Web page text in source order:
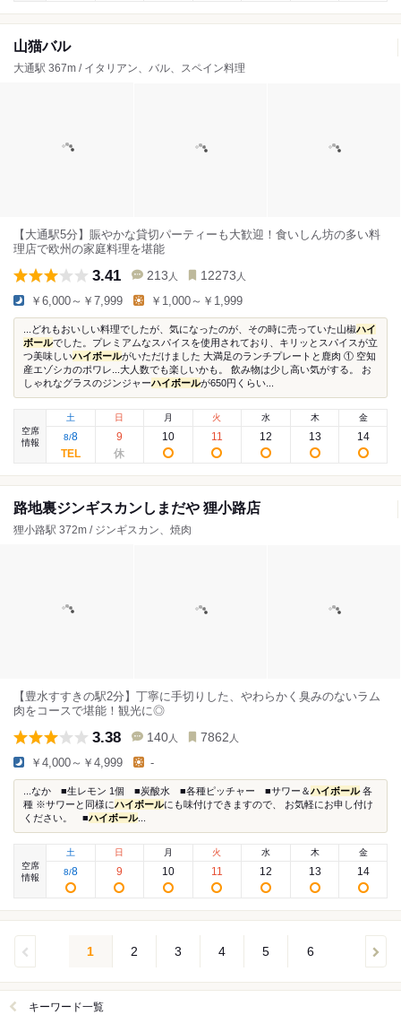
山猫バル
大通駅 367m / イタリアン、バル、スペイン料理
【大通駅5分】賑やかな貸切パーティーも大歓迎！食いしん坊の多い料
理店で欧州の家庭料理を堪能
3.41 213 人 12273 人
￥6,000～￥7,999 ￥1,000～￥1,999
...どれもおいしい料理でしたが、気になったのが、その時に売っていた山椒ハイ
ボールでした。プレミアムなスパイスを使用されており、キリッとスパイスが立
つ美味しいハイボールがいただけました 大満足のランチプレートと鹿肉 ① 空知
産エゾシカのポワレ...大人数でも楽しいかも。 飲み物は少し高い気がする。 お
しゃれなグラスのジンジャーハイボールが650円くらい...
空席
情報
土
8/8
日
9
月
10
火
11
水
12
木
13
金
14
路地裏ジンギスカンしまだや 狸小路店
狸小路駅 372m / ジンギスカン、焼肉
【豊水すすきの駅2分】丁寧に手切りした、やわらかく臭みのないラム
肉をコースで堪能！観光に◎
3.38 140 人 7862 人
￥4,000～￥4,999 -
...なか ■生レモン 1個 ■炭酸水 ■各種ピッチャー ■サワー＆ハイボール各
種 ※サワーと同様にハイボールにも味付けできますので、 お気軽にお申し付け
ください。 ■ハイボール...
空席
情報
土
8/8
日
9
月
10
火
11
水
12
木
13
金
14
1 2 3 4 5 6
キーワード一覧